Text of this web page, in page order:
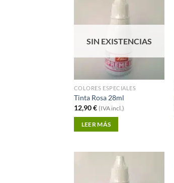
SIN EXISTENCIAS
COLORES ESPECIALES
Tinta Rosa 28ml
12,90€ (IVA incl.)
LEER MÁS